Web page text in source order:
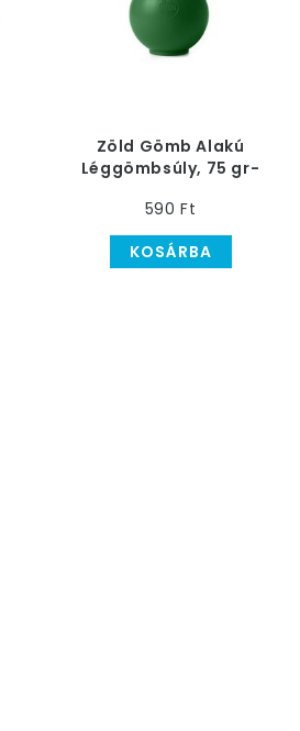
Zöld Gömb Alakú
Léggömbsúly, 75 gr-
590 Ft
KOSÁRBA